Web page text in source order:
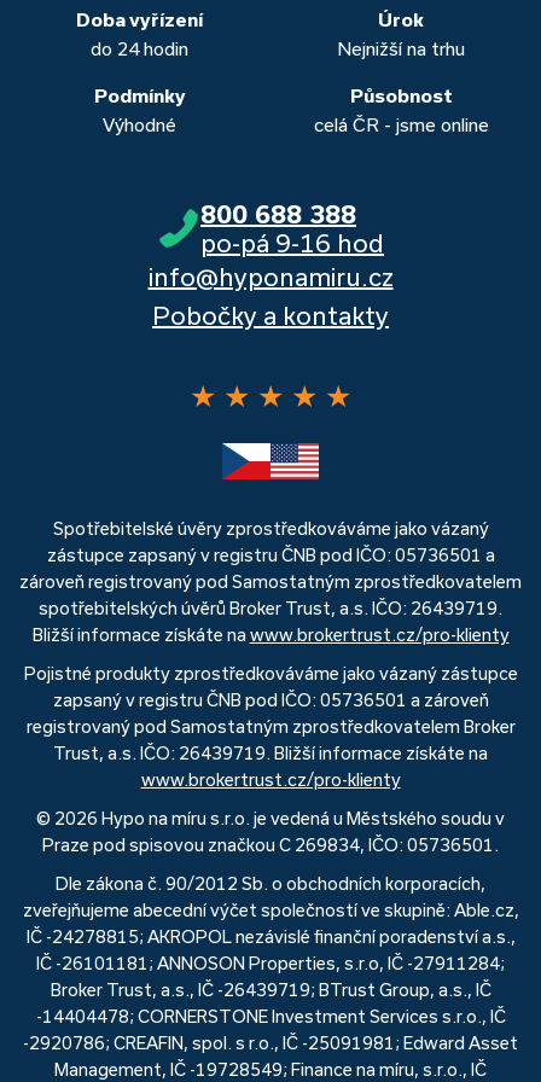
banka, Moneta a Raiffeisenbank.
Doba vyřízení
do 24 hodin
Úrok
Nejnižší na trhu
Podmínky
Výhodné
Působnost
celá ČR - jsme online
800 688 388
po-pá 9-16 hod
info@hyponamiru.cz
Pobočky a kontakty
★ ★ ★ ★ ★
Spotřebitelské úvěry zprostředkováváme jako vázaný
zástupce zapsaný v registru ČNB pod IČO: 05736501 a
zároveň registrovaný pod Samostatným zprostředkovatelem
spotřebitelských úvěrů Broker Trust, a.s. IČO: 26439719.
Bližší informace získáte na www.brokertrust.cz/pro-klienty
Pojistné produkty zprostředkováváme jako vázaný zástupce
zapsaný v registru ČNB pod IČO: 05736501 a zároveň
registrovaný pod Samostatným zprostředkovatelem Broker
Trust, a.s. IČO: 26439719. Bližší informace získáte na
www.brokertrust.cz/pro-klienty
© 2026 Hypo na míru s.r.o. je vedená u Městského soudu v
Praze pod spisovou značkou C 269834, IČO: 05736501.
Dle zákona č. 90/2012 Sb. o obchodních korporacích,
zveřejňujeme abecední výčet společností ve skupině: Able.cz,
IČ -24278815; AKROPOL nezávislé finanční poradenství a.s.,
IČ -26101181; ANNOSON Properties, s.r.o, IČ -27911284;
Broker Trust, a.s., IČ -26439719; BTrust Group, a.s., IČ
-14404478; CORNERSTONE Investment Services s.r.o., IČ
-2920786; CREAFIN, spol. s r.o., IČ -25091981; Edward Asset
Management, IČ -19728549; Finance na míru, s.r.o., IČ